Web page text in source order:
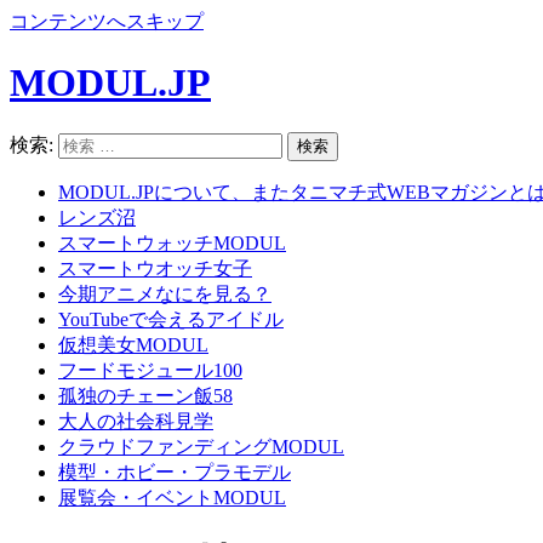
コンテンツへスキップ
MODUL.JP
検索:
MODUL.JPについて、またタニマチ式WEBマガジンと
レンズ沼
スマートウォッチMODUL
スマートウオッチ女子
今期アニメなにを見る？
YouTubeで会えるアイドル
仮想美女MODUL
フードモジュール100
孤独のチェーン飯58
大人の社会科見学
クラウドファンディングMODUL
模型・ホビー・プラモデル
展覧会・イベントMODUL